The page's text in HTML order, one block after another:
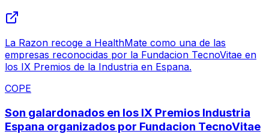
La Razon recoge a HealthMate como una de las
empresas reconocidas por la Fundacion TecnoVitae en
los IX Premios de la Industria en Espana.
COPE
Son galardonados en los IX Premios Industria
Espana organizados por Fundacion TecnoVitae